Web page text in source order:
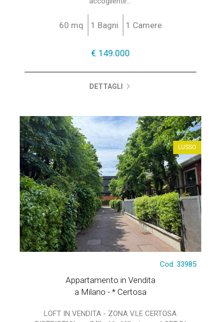
60 mq 1 Bagni 1 Camere
€ 149.000
DETTAGLI
LUSSO
Cod. 33985
Appartamento in Vendita
a Milano - * Certosa
LOFT IN VENDITA - ZONA V.LE CERTOSA